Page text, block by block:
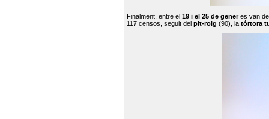
Finalment, entre el 19 i el 25 de generes van
117 censos, seguit del pit-roig (90), la tórtora